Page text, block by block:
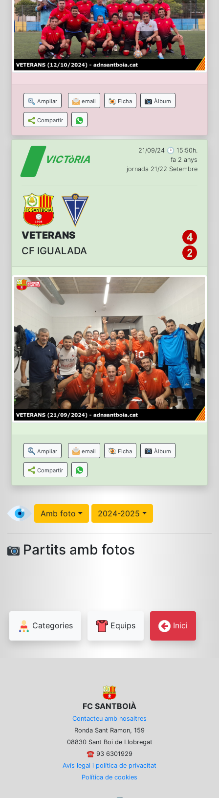
Ampliar email Ficha Àlbum
Compartir
VICTòRIA
21/09/24 🕑 15:50h.
fa 2 anys
jornada 21/22 Setembre
VETERANS
CF IGUALADA
Ampliar email Ficha Àlbum
Compartir
Amb foto 2024-2025
Partits amb fotos
Categories Equips Inici
FC SANTBOIÀ
Contacteu amb nosaltres
Ronda Sant Ramon, 159
08830 Sant Boi de Llobregat
☎️ 93 6301929
Avís legal i política de privacitat
Política de cookies